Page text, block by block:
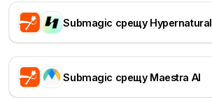
Submagic срещу Hypernatural
Submagic срещу Maestra AI